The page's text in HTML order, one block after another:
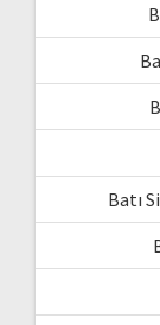
Batı